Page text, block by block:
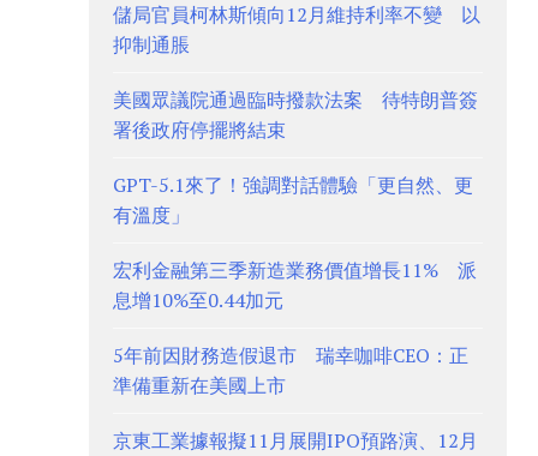
儲局官員柯林斯傾向12月維持利率不變 以
抑制通脹
美國眾議院通過臨時撥款法案 待特朗普簽
署後政府停擺將結束
GPT-5.1來了！強調對話體驗「更自然、更
有溫度」
宏利金融第三季新造業務價值增長11% 派
息增10%至0.44加元
5年前因財務造假退市 瑞幸咖啡CEO：正
準備重新在美國上市
京東工業據報擬11月展開IPO預路演、12月